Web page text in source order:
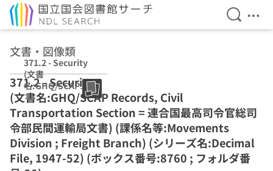
検索を
メ
文書・図像類
371.2 - Security
(文書
名:GHQ/SCAP
Records, Civil
Transportation
Section = 連合国
最高司令官総司令
部民間運輸局文
書) (課係名
等:Movements
371.2 - Security
(文書名:GHQ/SCAP Records, Civil
Transportation Section = 連合国最高司令官総司
令部民間運輸局文書) (課係名等:Movements
Division ; Freight Branch) (シリーズ名:Decimal
File, 1947-52) (ボックス番号:8760 ; フォルダ番